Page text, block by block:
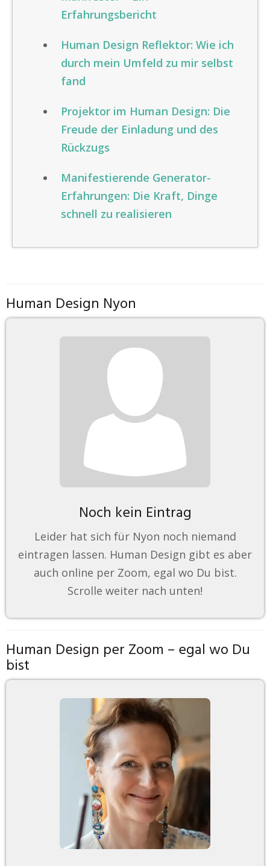
Erfahrungsbericht
Human Design Reflektor: Wie ich
durch mein Umfeld zu mir selbst
fand
Projektor im Human Design: Die
Freude der Einladung und des
Rückzugs
Manifestierende Generator-
Erfahrungen: Die Kraft, Dinge
schnell zu realisieren
Human Design Nyon
Noch kein Eintrag
Leider hat sich für Nyon noch niemand
eintragen lassen. Human Design gibt es aber
auch online per Zoom, egal wo Du bist.
Scrolle weiter nach unten!
Human Design per Zoom – egal wo Du
bist